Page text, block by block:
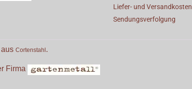
Liefer- und Versandkosten
Sendungsverfolgung
Cortenstahl .
Firma